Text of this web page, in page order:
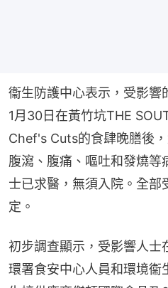
衞生防護中心表示，受影響
1月30日在黃竹坑THE
Chef's Cuts的食肆晚膳後
腹瀉、腹痛、嘔吐和發燒等
士已求醫，無須入院。全部
定。
初步調查顯示，受影響人士
環署食安中心人員和環境衞